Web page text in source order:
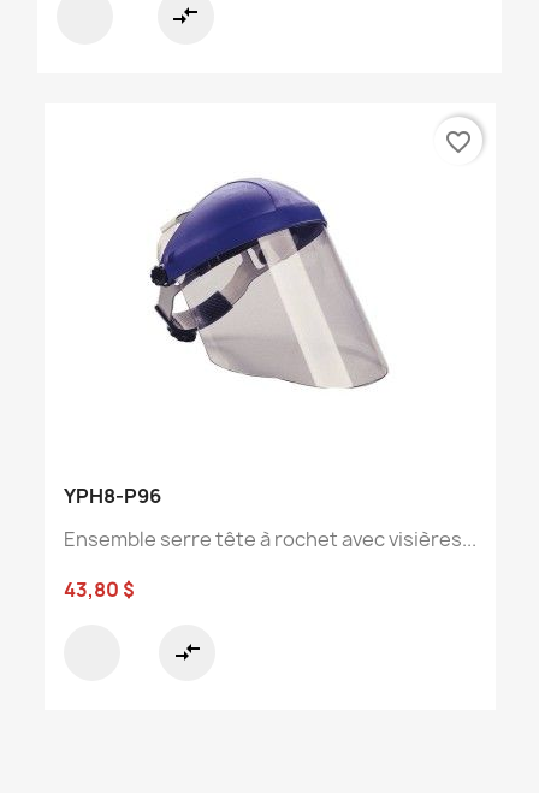
compare_arrows
YPH8-P96
Ensemble serre tête à rochet avec visières...
43,80 $
compare_arrows
favorite_border